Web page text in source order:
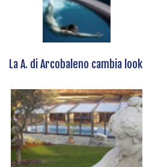
La A. di Arcobaleno cambia look